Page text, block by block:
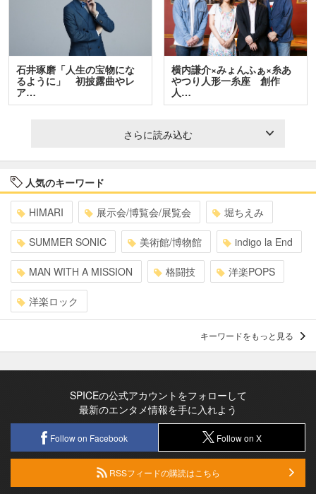
石井琢磨「人生の宝物にな
るように」 初披露曲やレ
ア…
横内謙介×みょんふぁ×糸あ
やつり人形一糸座 創作
人…
さらに読み込む
人気のキーワード
HIMARI 展示会/博覧会/展覧会 堀ちえみ
SUMMER SONIC 美術館/博物館 indigo la End
MAN WITH A MISSION 格闘技 洋楽POPS
洋楽ロック
キーワードをもっと見る
SPICEの公式アカウントをフォローして
最新のエンタメ情報を手に入れよう
Follow on Facebook Follow on X
RSSフィードの購読はこちら